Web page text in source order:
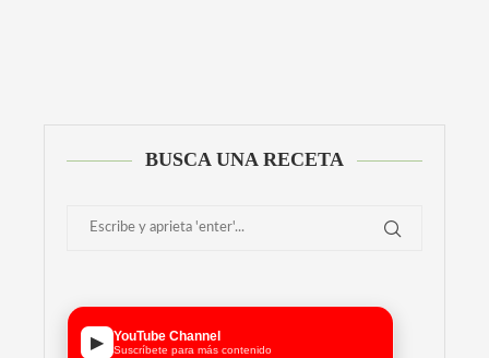
BUSCA UNA RECETA
▶ YouTube Channel
Suscríbete para más contenido